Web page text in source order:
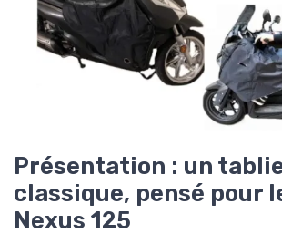
Présentation : un
classique, pensé pour
Nexus 125